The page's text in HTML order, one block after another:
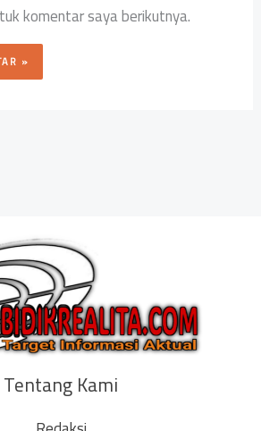
komentar saya berikutnya.
Tentang Kami